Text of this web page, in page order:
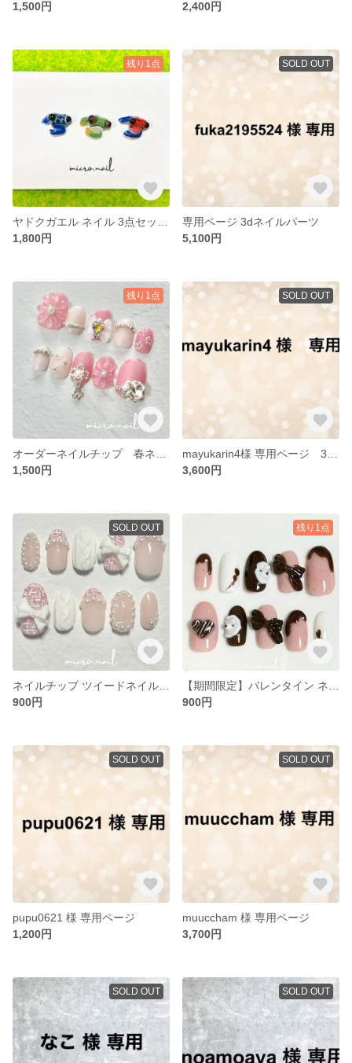
1,500円 2,400円
残り1点
1,800円
SOLD OUT
専用ページ 3dネイルパーツ
5,100円
残り1点
1,500円
SOLD OUT
3,600円
SOLD OUT
900円
残り1点
900円
SOLD OUT
pupu0621 様 専用ページ
1,200円
SOLD OUT
muuccham 様 専用ページ
3,700円
SOLD OUT SOLD OUT